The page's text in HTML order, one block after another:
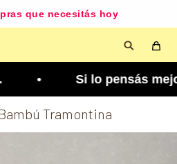
que necesitás hoy
• Si lo pensás mejor,
Tramontina